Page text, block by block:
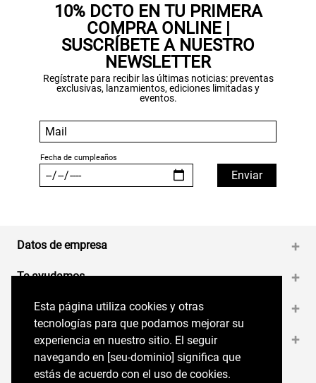
Esta página utiliza cookies y otras
tecnologías para que podamos mejorar su
experiencia en nuestro sitio. El seguir
navegando en perryellis.cl significa que estás
de acuerdo con el uso de cookies.
Esta página utiliza cookies y otras
tecnologías para que podamos mejorar su
experiencia en nuestro sitio. El seguir
navegando en [seu-dominio] significa que
estás de acuerdo con el uso de cookies.
10% DCTO EN TU PRIMERA
COMPRA ONLINE |
SUSCRÍBETE A NUESTRO
NEWSLETTER
Regístrate para recibir las últimas noticias: preventas
exclusivas, lanzamientos, ediciones limitadas y
eventos.
Datos de empresa +
Te ayudamos +
Medios de pago +
Contáctanos +
Síguenos en nuestras RRSS